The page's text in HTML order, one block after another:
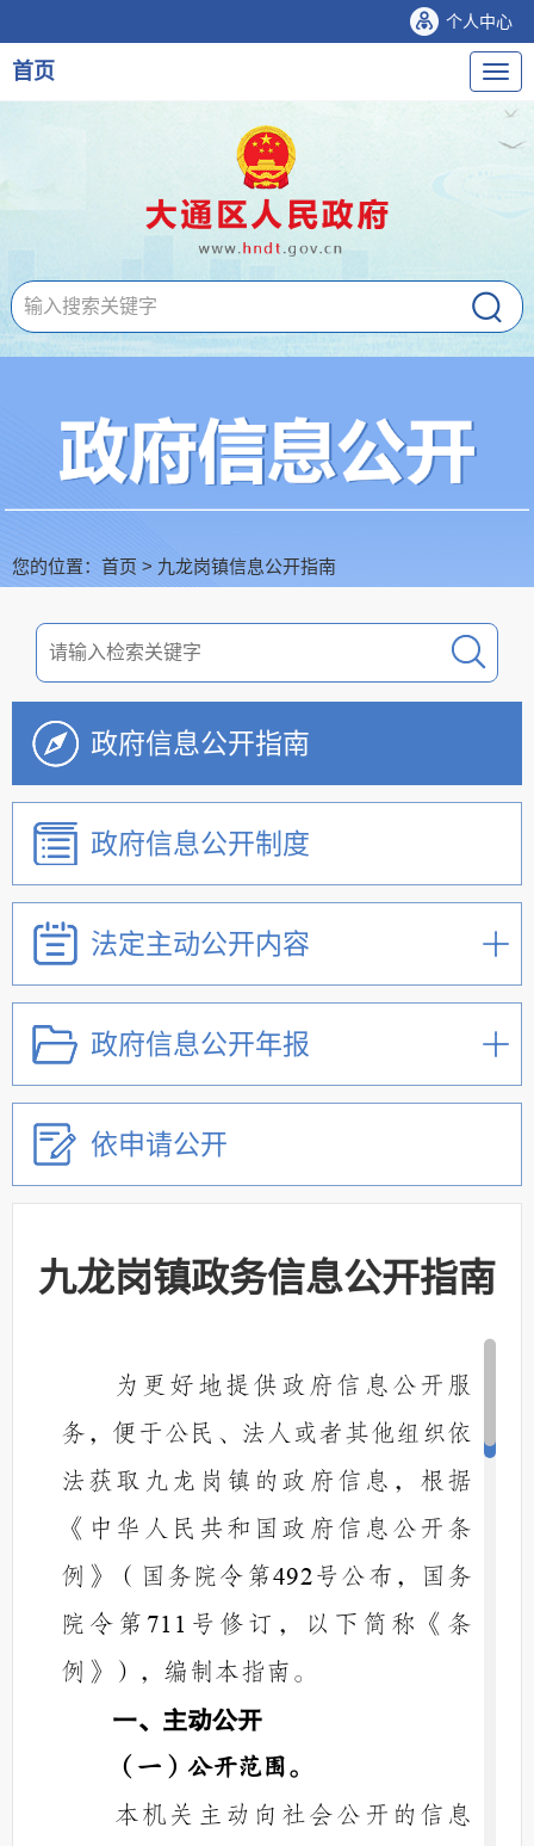
个人中心
导
航
首页
您的位置： 首页 > 九龙岗镇信息公开指南
政府信息公开指南
政府信息公开制度
法定主动公开内容
政府信息公开年报
依申请公开
九龙岗镇政务信息公开指南
为更好地提供政府信息公开服
务，便于公民、法人或者其他组织依
法获取 九龙岗镇 的政府信息，根据
《中华人民共和国政府信息公开条
例》（国务院令第492号公布，国务
院令第 711 号修订，以下简称《条
例》），编制本指南。
一、主动公开
（一）公开范围。
本机关主动向社会公开的信息